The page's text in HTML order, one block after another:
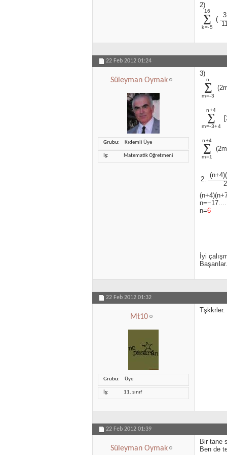
2)
16
∑
k=-5
(
3
22 Feb 2012 01:24
Süleyman Oymak
Grubu Kıdemli Üye
İş Matematik Öğretmeni
3)
n
∑
m=-3
n+4
∑
m=-3+4
n+4
∑
m=1
2.
2
n=6
İyi
Başarılar.
22 Feb 2012 01:32
Mt10
Grubu Üye
İş 11. sınıf
Tşkkrler.
22 Feb 2012 01:39
Süleyman Oymak
Bir tane
Ben de